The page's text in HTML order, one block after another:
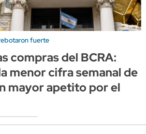
fuerte
compras del BCRA:
menor cifra semanal de
mayor apetito por el